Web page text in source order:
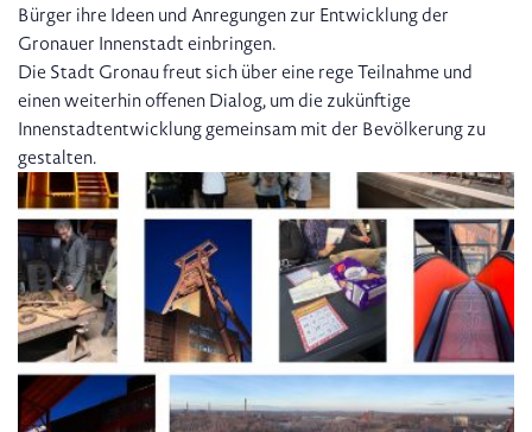
Bürger ihre Ideen und Anregungen zur Entwicklung der
Gronauer Innenstadt einbringen.
Die Stadt Gronau freut sich über eine rege Teilnahme und
einen weiterhin offenen Dialog, um die zukünftige
Innenstadtentwicklung gemeinsam mit der Bevölkerung zu
gestalten.